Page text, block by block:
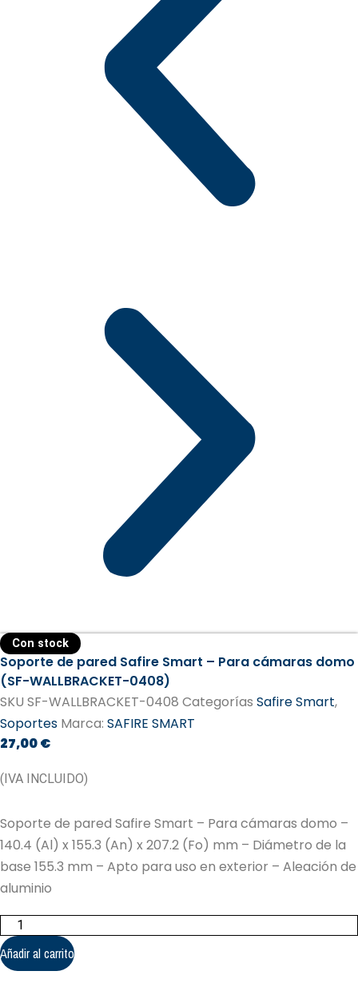
Con stock
Soporte de pared Safire Smart – Para cámaras domo
(SF-WALLBRACKET-0408)
SKU SF-WALLBRACKET-0408 Categorías Safire Smart,
Soportes Marca: SAFIRE SMART
27,00€
(IVA INCLUIDO)
Soporte de pared Safire Smart – Para cámaras domo –
140.4 (Al) x 155.3 (An) x 207.2 (Fo) mm – Diámetro de la
base 155.3 mm – Apto para uso en exterior – Aleación de
aluminio
Soporte
de
pared
Safire
Smart
Añadir al carrito